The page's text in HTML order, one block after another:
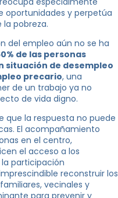
oportunidades y perpetúa
pobreza.
del empleo aún no se ha
de las personas
situación de desempleo
precario, una
de un trabajo ya no
de vida digno.
que la respuesta no puede
El acompañamiento
en el centro,
el acceso a los
participación
reconstruir los
vecinales y